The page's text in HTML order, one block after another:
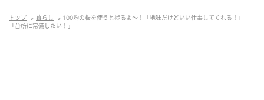
価格：￥110（税込）
トップ 暮らし
100均の板を使うと捗るよ～！「地味だけどいい仕事してくれる！」
「台所に常備したい！」